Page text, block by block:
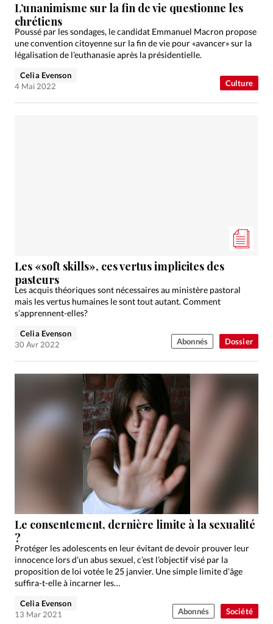
Culture
L’unanimisme sur la fin de vie questionne les
chrétiens
Poussé par les sondages, le candidat Emmanuel Macron propose
une convention citoyenne sur la fin de vie pour «avancer» sur la
légalisation de l’euthanasie après la présidentielle.
Celia Evenson
4 Mai 2022
Dossier
Les «soft skills», ces vertus implicites des
pasteurs
Les acquis théoriques sont nécessaires au ministère pastoral
mais les vertus humaines le sont tout autant. Comment
s’apprennent-elles?
Celia Evenson
30 Avr 2022
Abonnés
Société
Le consentement, dernière limite à la sexualité
?
Protéger les adolescents en leur évitant de devoir prouver leur
innocence lors d’un abus sexuel, c’est l’objectif visé par la
proposition de loi votée le 25 janvier. Une simple limite d’âge
suffira-t-elle à incarner les…
Celia Evenson
13 Mar 2021
Abonnés